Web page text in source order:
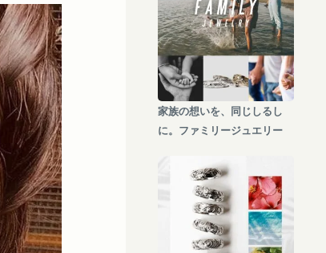
家族の想いを、同じしるし
に。ファミリージュエリー